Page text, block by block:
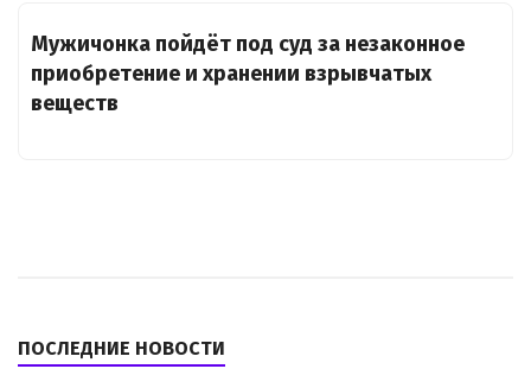
Мужичонка пойдёт под суд за незаконное
приобретение и хранении взрывчатых
веществ
ПОСЛЕДНИЕ НОВОСТИ